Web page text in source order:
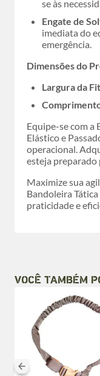
se às
Engate de
imediata do
emergência.
Dimensões do
Largura da
Equipe-se com a
Elástico e
operacional.
esteja preparado
Maximize sua
Bandoleira
praticidade e
VOCÊ TAMBÉM